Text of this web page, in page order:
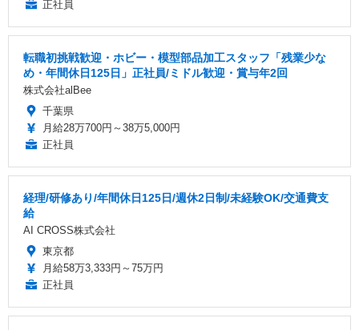
正社員
転職初挑戦歓迎・ホビー・模型部品加工スタッフ「残業少な
め・年間休日125日」正社員/ミドル歓迎・賞与年2回
株式会社alBee
千葉県
月給28万700円～38万5,000円
正社員
経理/研修あり/年間休日125日/週休2日制/未経験OK/交通費支
給
AI CROSS株式会社
東京都
月給58万3,333円～75万円
正社員